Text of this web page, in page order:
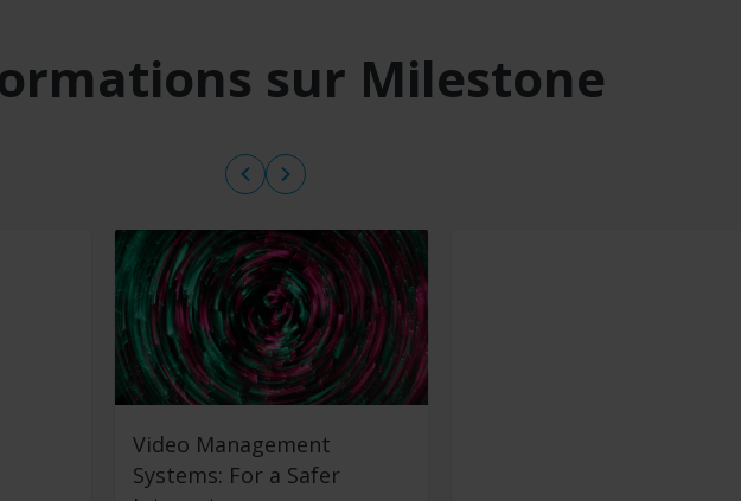
sur Milestone
Video Management
Systems: For a Safer